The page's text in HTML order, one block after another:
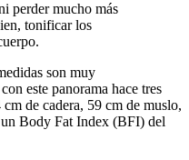
perder mucho más
tonificar los
son muy
este panorama hace tres
de cadera, 59 cm de muslo,
Body Fat Index (BFI) del